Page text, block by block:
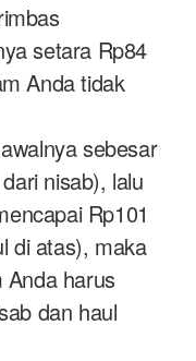
setara Rp84
Anda tidak
sebesar
nisab), lalu
Rp101
di atas), maka
Anda harus
dan haul